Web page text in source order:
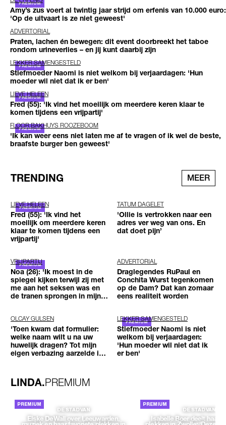
Amy’s zus voert al twintig jaar strijd om erfenis van 10.000 euro:
'Op de uitvaart is ze niet geweest'
ADVERTORIAL
Praten, lachen én bewegen: dit event doorbreekt het taboe
rondom urineverlies – en jij kunt daarbij zijn
LEKKER SAMENGESTELD
Stiefmoeder Naomi is niet welkom bij verjaardagen: 'Hun
moeder wil niet dat ik er ben'
LIEVE HELEEN
Fred (55): 'Ik vind het moeilijk om meerdere keren klaar te
komen tijdens een vrijpartij'
FLOOR BAKHUYS ROOZEBOOM
'Ik kan weer eens niet laten me af te vragen of ik wel de beste,
braafste burger ben geweest'
TRENDING MEER
LIEVE HELEEN
Fred (55): 'Ik vind het
moeilijk om meerdere keren
klaar te komen tijdens een
vrijpartij'
TATUM DAGELET
'Ollie is vertrokken naar een
adres ver weg van ons. En
dat doet pijn’
VRIJPARTIJ
Noa (26): 'Ik moest in de
spiegel kijken terwijl zij met
me aan het seksen was en
de tranen sprongen in mijn
ADVERTORIAL
Draglegendes RuPaul en
Conchita Wurst tegenkomen
op de Dam? Dat kan zomaar
eens realiteit worden
OLCAY GULSEN
'Toen kwam dat formulier:
welke naam wilt u na uw
huwelijk dragen? Tot mijn
eigen verbazing aarzelde ik
LEKKER SAMENGESTELD
Stiefmoeder Naomi is niet
welkom bij verjaardagen:
'Hun moeder wil niet dat ik
er ben'
LINDA.PREMIUM
DE STAD VAN
Elske DeWall over Leeuwarden,
DE STAD VAN
Isabelle Boer deelt haar